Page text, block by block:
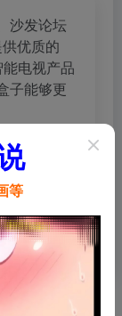
沙发论坛
优质的
电视产品
子能够更
等